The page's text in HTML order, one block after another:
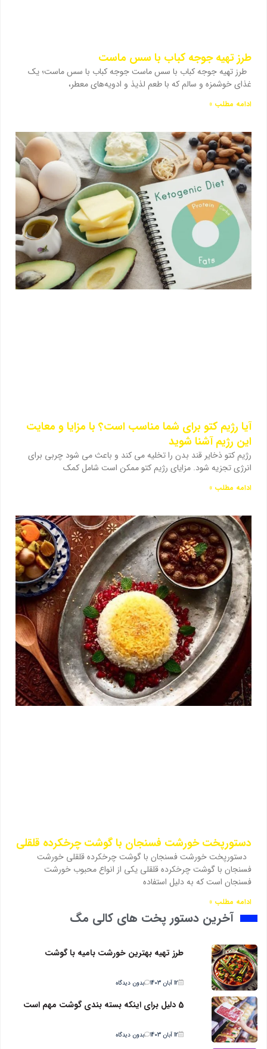
طرز تهیه جوجه کباب با سس ماست
طرز تهیه جوجه کباب با سس ماست جوجه کباب با سس ماست؛ یک
غذای خوشمزه و سالم که با طعم لذیذ و ادویه‌های معطر،
ادامه مطلب »
آیا رژیم کتو برای شما مناسب است؟ با مزایا و معایت
این رژیم آشنا شوید
رژیم کتو ذخایر قند بدن را تخلیه می کند و باعث می شود چربی برای
انرژی تجزیه شود. مزایای رژیم کتو ممکن است شامل کمک
ادامه مطلب »
دستورپخت خورشت فسنجان با گوشت چرخکرده قلقلی
دستورپخت خورشت فسنجان با گوشت چرخکرده قلقلی خورشت
فسنجان با گوشت چرخکرده قلقلی یکی از انواع محبوب خورشت
فسنجان است که به دلیل استفاده
ادامه مطلب »
آخرین دستور پخت های کالی مگ
طرز تهیه بهترین خورشت بامیه با گوشت
12 آبان 1403 بدون دیدگاه
5 دلیل برای اینکه بسته بندی گوشت مهم است
12 آبان 1403 بدون دیدگاه